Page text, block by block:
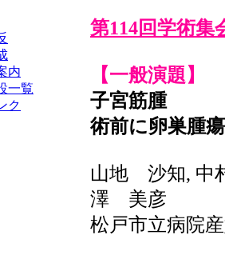
第114回学術集
【一般演題】
子宮筋腫
術前に卵巣腫
山地 沙知, 中
澤 美彦
松戸市立病院